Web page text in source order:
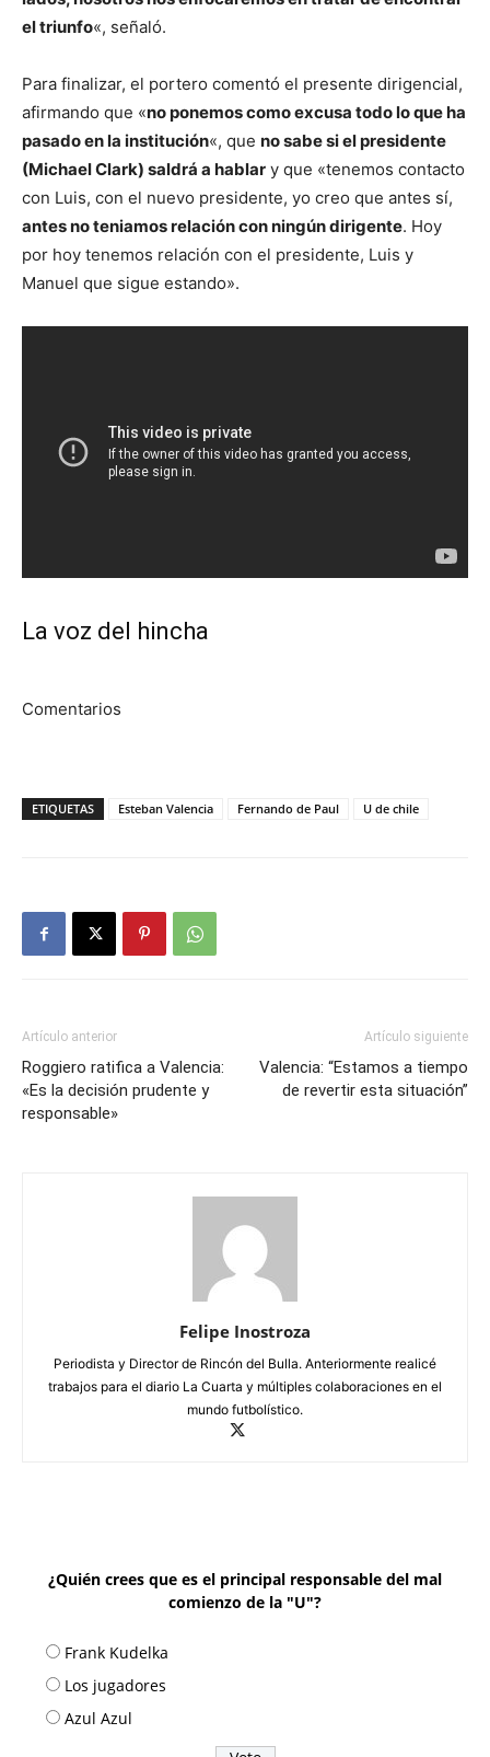
el triunfo«, señaló.
Para finalizar, el portero comentó el presente dirigencial,
afirmando que «no ponemos como excusa todo lo que ha
pasado en la institución«, que no sabe si el presidente
(Michael Clark) saldrá a hablar y que «tenemos contacto
con Luis, con el nuevo presidente, yo creo que antes sí,
antes no teniamos relación con ningún dirigente. Hoy
por hoy tenemos relación con el presidente, Luis y
Manuel que sigue estando».
La voz del hincha
Comentarios
ETIQUETAS Esteban Valencia Fernando de Paul U de chile
Artículo anterior
Roggiero ratifica a Valencia:
«Es la decisión prudente y
responsable»
Artículo siguiente
Valencia: “Estamos a tiempo
de revertir esta situación”
Felipe Inostroza
Periodista y Director de Rincón del Bulla. Anteriormente realicé
trabajos para el diario La Cuarta y múltiples colaboraciones en el
mundo futbolístico.
¿Quién crees que es el principal responsable del mal
comienzo de la "U"?
Frank Kudelka
Los jugadores
Azul Azul